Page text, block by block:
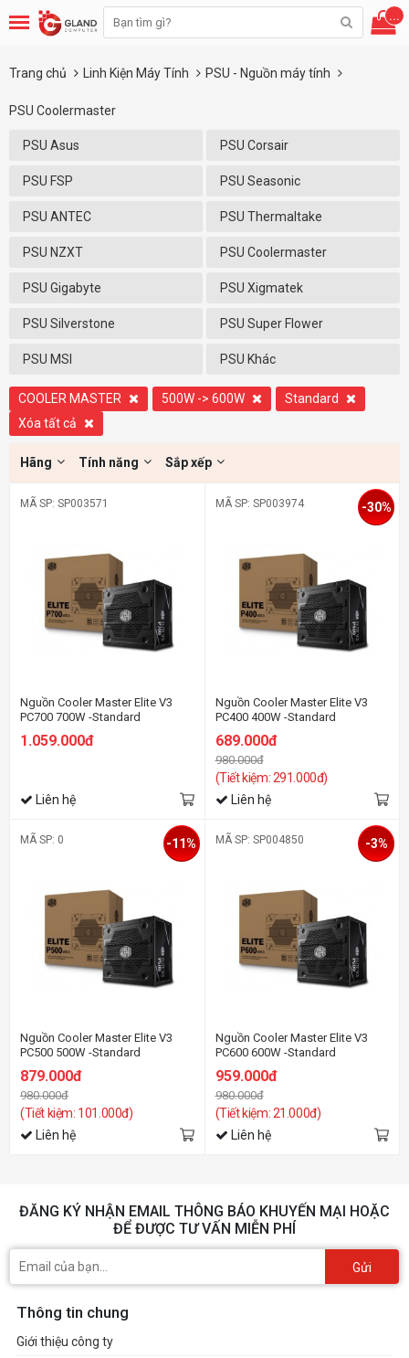
...
Trang chủ Linh Kiện Máy Tính PSU - Nguồn máy tính
PSU Coolermaster
PSU Asus PSU Corsair
PSU FSP PSU Seasonic
PSU ANTEC PSU Thermaltake
PSU NZXT PSU Coolermaster
PSU Gigabyte PSU Xigmatek
PSU Silverstone PSU Super Flower
PSU MSI PSU Khác
COOLER MASTER 500W -> 600W
Standard
Xóa tất cả
Hãng Tính năng Sắp xếp
MÃ SP: SP003571
Nguồn Cooler Master Elite V3
PC700 700W -Standard
1.059.000đ
Liên hệ
MÃ SP: SP003974
Nguồn Cooler Master Elite V3
PC400 400W -Standard
689.000đ
980.000đ
(Tiết kiệm: 291.000đ)
-30%
Liên hệ
MÃ SP: 0
Nguồn Cooler Master Elite V3
PC500 500W -Standard
879.000đ
980.000đ
(Tiết kiệm: 101.000đ)
-11%
Liên hệ
MÃ SP: SP004850
Nguồn Cooler Master Elite V3
PC600 600W -Standard
959.000đ
980.000đ
(Tiết kiệm: 21.000đ)
-3%
Liên hệ
ĐĂNG KÝ NHẬN EMAIL THÔNG BÁO KHUYẾN MẠI HOẶC
ĐỂ ĐƯỢC TƯ VẤN MIỄN PHÍ
Gửi
Thông tin chung
Giới thiệu công ty